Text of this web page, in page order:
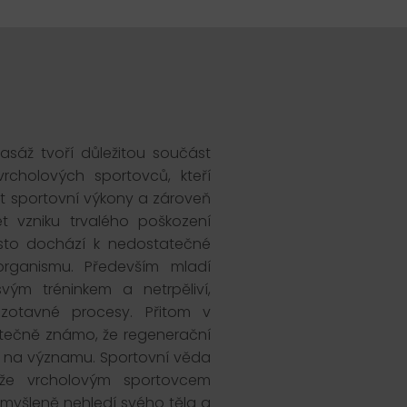
tvoří důležitou součást
sportovců, kteří
výkony a zároveň
vzniku trvalého poškození
dochází k nedostatečné
Především mladí
tréninkem a netrpěliví,
procesy. Přitom v
známo, že regenerační
významu. Sportovní věda
vrcholovým sportovcem
nehledí svého těla a